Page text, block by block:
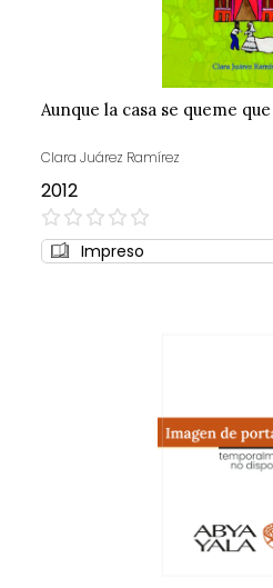
Aunque la casa se queme
Clara Juárez Ramírez
2012
0%
Impreso